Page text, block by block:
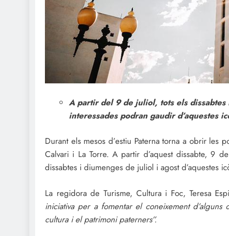
A partir del 9 de juliol, tots els
interessades podran gaudir d’aquestes
Durant els mesos d’estiu Paterna torna a obrir les
Calvari i La Torre. A partir d’aquest dissabte, 9
dissabtes i diumenges de juliol i agost d’aquestes
La regidora de Turisme, Cultura i Foc, Teresa
iniciativa per a fomentar el coneixement
cultura i el patrimoni paterners”.